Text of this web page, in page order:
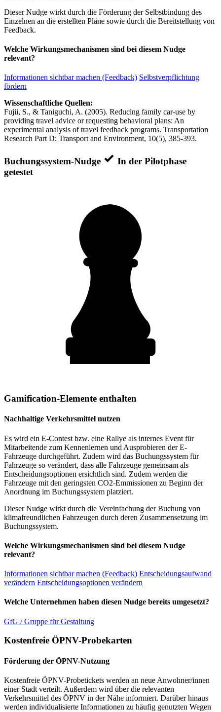
Dieser Nudge wirkt durch die Förderung der Selbstbindung des
Einzelnen an die erstellten Pläne sowie durch die Bereitstellung von
Feedback.
Welche Wirkungsmechanismen sind bei diesem Nudge
relevant?
Informationen sichtbar machen (Feedback) Selbstverpflichtung
fördern
Wissenschaftliche Quellen:
Fujii, S., & Taniguchi, A. (2005). Reducing family car-use by
providing travel advice or requesting behavioral plans: An
experimental analysis of travel feedback programs. Transportation
Research Part D: Transport and Environment, 10(5), 385-393.
Buchungssystem-Nudge
In der Pilotphase
getestet
Gamification-Elemente enthalten
Nachhaltige Verkehrsmittel nutzen
Es wird ein E-Contest bzw. eine Rallye als internes Event für
Mitarbeitende zum Kennenlernen und Ausprobieren der E-
Fahrzeuge durchgeführt. Zudem wird das Buchungssystem für
Fahrzeuge so verändert, dass alle Fahrzeuge gemeinsam als
Entscheidungsoptionen ersichtlich sind. Zudem werden die
Fahrzeuge mit den geringsten CO2-Emmissionen zu Beginn der
Anordnung im Buchungssystem platziert.
Dieser Nudge wirkt durch die Vereinfachung der Buchung von
klimafreundlichen Fahrzeugen durch deren Zusammensetzung im
Buchungssystem.
Welche Wirkungsmechanismen sind bei diesem Nudge
relevant?
Informationen sichtbar machen (Feedback) Entscheidungsaufwand
verändern Entscheidungsoptionen verändern
Welche Unternehmen haben diesen Nudge bereits umgesetzt?
GfG / Gruppe für Gestaltung
Kostenfreie ÖPNV-Probekarten
Förderung der ÖPNV-Nutzung
Kostenfreie ÖPNV-Probetickets werden an neue Anwohner/innen
einer Stadt verteilt. Außerdem wird über die relevanten
Verkehrsmittel des ÖPNV in der Nähe informiert. Darüber hinaus
werden individualisierte Informationen zu häufig genutzten Wegen